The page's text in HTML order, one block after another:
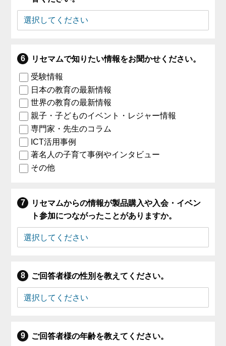
リセマムで知りたい情報をお聞かせください。
受験情報
日本の教育の最新情報
世界の教育の最新情報
親子・子どものイベント・レジャー情報
専門家・先生のコラム
ICT活用事例
著名人の子育て事例やインタビュー
その他
リセマムからの情報が製品購入や入会・イベン
ト参加につながったことがありますか。
ご回答者様の性別を教えてください。
ご回答者様の年齢を教えてください。